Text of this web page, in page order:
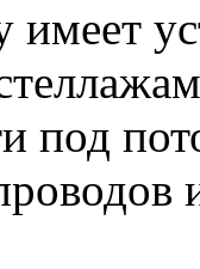
под